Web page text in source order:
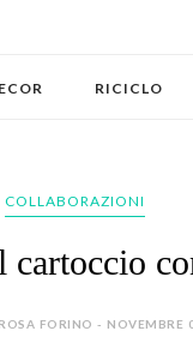
RICICLO
COLLABORAZIONI
cartoccio
FORINO - NOVEMBRE